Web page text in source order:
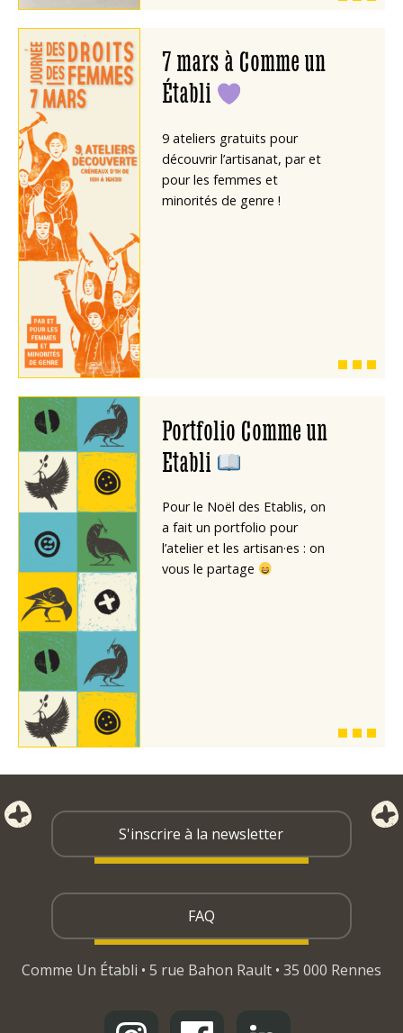
7 mars à Comme un
Établi
9 ateliers gratuits pour
découvrir l’artisanat, par et
pour les femmes et
minorités de genre !
Portfolio Comme un
Etabli
Pour le Noël des Etablis, on
a fait un portfolio pour
l’atelier et les artisan·es : on
vous le partage
S'inscrire à la newsletter
FAQ
Comme Un Établi • 5 rue Bahon Rault • 35 000 Rennes